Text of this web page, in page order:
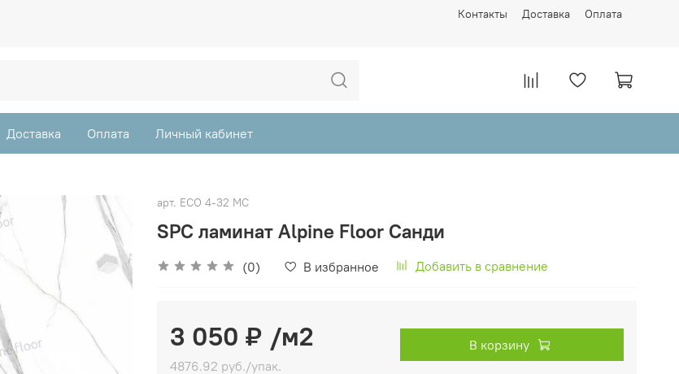
Контакты Доставка Оплата
Доставка Оплата Личный кабинет
арт. ЕСО 4-32 MC
SPC ламинат Alpine Floor Санди
(0) В избранное Добавить в сравнение
3 050 ₽ /м2
4876.92 руб./упак.
В корзину